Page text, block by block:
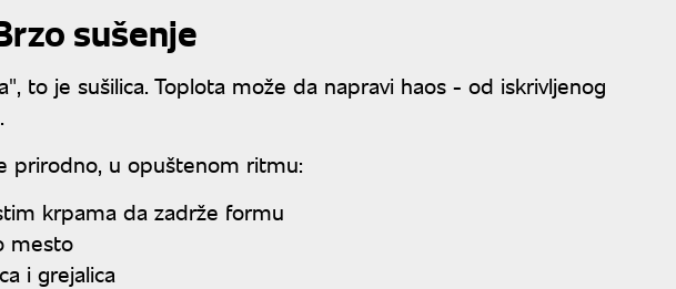
sušenje
to je sušilica. Toplota može da napravi haos - od iskrivljenog
prirodno, u opuštenom ritmu:
krpama da zadrže formu
mesto
i grejalica